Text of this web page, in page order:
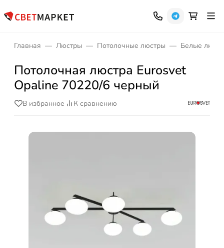
Главная Люстры Потолочные люстры Белые
Потолочная люстра Eurosvet
Opaline 70220/6 черный
В избранное К сравнению